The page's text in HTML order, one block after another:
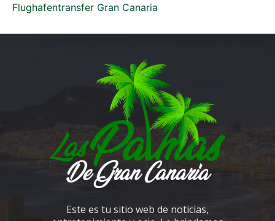
Flughafentransfer Gran Canaria
Este es tu sitio web de noticias,